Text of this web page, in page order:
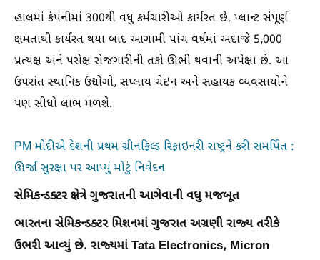
હાલમાં કંપનીમાં 300થી વધુ કર્મચારીઓ કાર્યરત છે. પ્લાન્ટ સંપૂર્ણ
ક્ષમતાથી કાર્યરત થયા બાદ આગામી પાંચ વર્ષમાં અંદાજે 5,000
પ્રત્યક્ષ અને પરોક્ષ રોજગારીની તકો ઊભી થવાની અપેક્ષા છે. આ
ઉપરાંત સ્થાનિક ઉદ્યોગો, સપ્લાય ચેઇન અને સહાયક વ્યવસાયોને
પણ સીધો લાભ મળશે.
PM મોદીએ દેશની પ્રથમ ગ્રીનફિલ્ડ રિફાઇનરી રાષ્ટ્રને કરી સમર્પિત :
ઊર્જા સુરક્ષા પર આપ્યું મોટું નિવેદન
સેમિકન્ડક્ટર ક્ષેત્રે ગુજરાતની આગેવાની વધુ મજબૂત
ભારતના સેમિકન્ડક્ટર મિશનમાં ગુજરાત અગ્રણી રાજ્ય તરીકે
ઉભરી આવ્યું છે. રાજ્યમાં Tata Electronics, Micron